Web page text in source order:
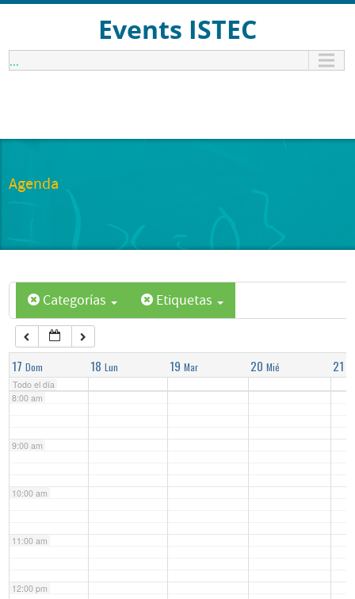
Events ISTEC
...
Agenda
Categorías Etiquetas
17 Dom 18 Lun 19 Mar 20 Mié 21
Todo el día
1:00 am
6:00 am
7:00 am
8:00 am
9:00 am
10:00 am
11:00 am
12:00 pm